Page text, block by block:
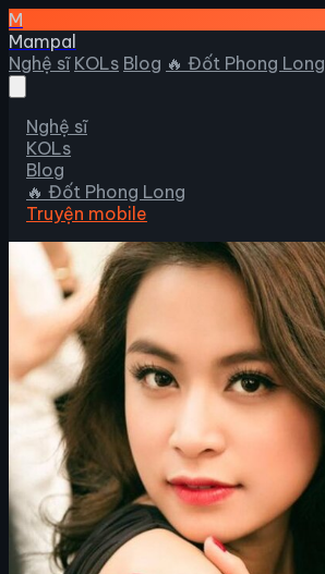
M
Mampal
Nghệ sĩ KOLs Blog 🔥 Đốt Phong Long
Nghệ sĩ
KOLs
Blog
🔥 Đốt Phong Long
Truyện mobile